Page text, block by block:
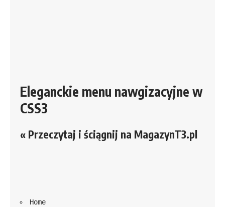
Eleganckie menu nawgizacyjne w
CSS3
« Przeczytaj i ściągnij na MagazynT3.pl
Home